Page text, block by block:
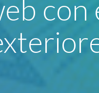
con